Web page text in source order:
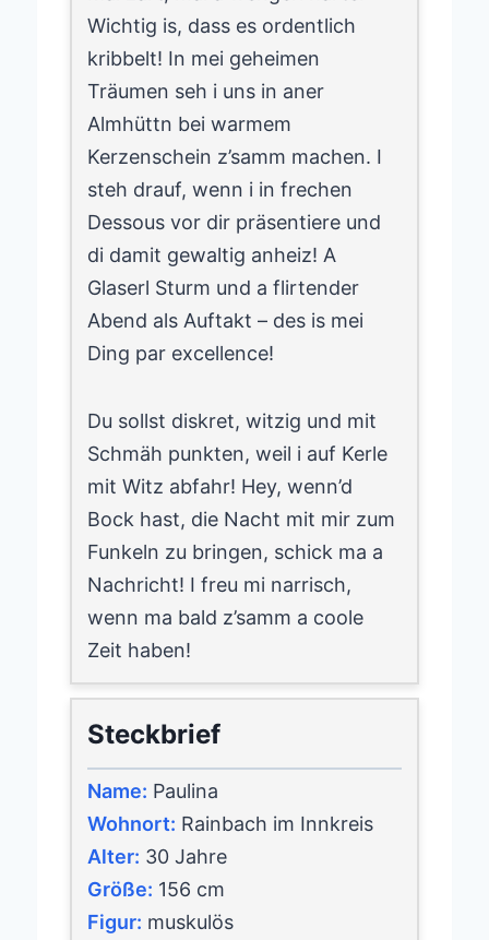
Wichtig is, dass es ordentlich
kribbelt! In mei geheimen
Träumen seh i uns in aner
Almhüttn bei warmem
Kerzenschein z’samm machen. I
steh drauf, wenn i in frechen
Dessous vor dir präsentiere und
di damit gewaltig anheiz! A
Glaserl Sturm und a flirtender
Abend als Auftakt – des is mei
Ding par excellence!
Du sollst diskret, witzig und mit
Schmäh punkten, weil i auf Kerle
mit Witz abfahr! Hey, wenn’d
Bock hast, die Nacht mit mir zum
Funkeln zu bringen, schick ma a
Nachricht! I freu mi narrisch,
wenn ma bald z’samm a coole
Zeit haben!
Steckbrief
Name: Paulina
Wohnort: Rainbach im Innkreis
Alter: 30 Jahre
Größe: 156 cm
Figur: muskulös